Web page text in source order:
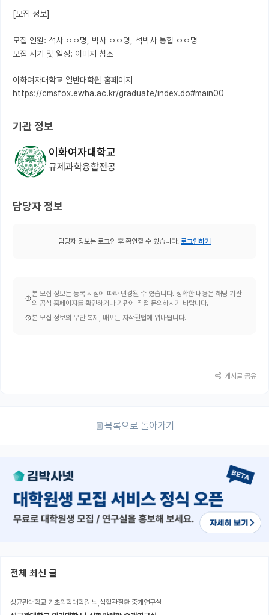
[모집 정보]
모집 인원: 석사 ㅇㅇ명, 박사 ㅇㅇ명, 석박사 통합 ㅇㅇ명
모집 시기 및 일정: 이미지 참조
이화여자대학교 일반대학원 홈페이지
기관 정보
이화여자대학교
규제과학융합전공
담당자 정보
담당자 정보는 로그인 후 확인할 수 있습니다. 로그인하기
본 모집 정보는 등록 시점에 따라 변경될 수 있습니다. 정확한 내용은 해당 기관
의 공식 홈페이지를 확인하거나 기관에 직접 문의하시기 바랍니다.
본 모집 정보의 무단 복제, 배포는 저작권법에 위배됩니다.
게시글 공유
목록으로 돌아가기
전체 최신 글
성균관대학교 기초의학대학원 뇌,심혈관질환 중개연구실